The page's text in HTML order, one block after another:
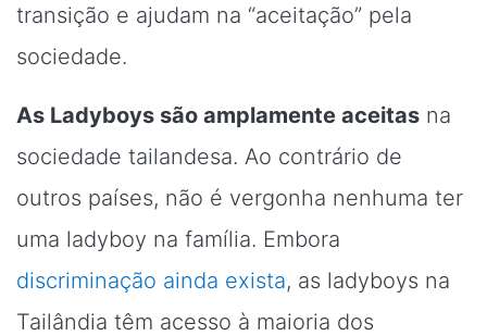
transição e ajudam na “aceitação” pela
sociedade.
As Ladyboys são amplamente aceitas na
sociedade tailandesa. Ao contrário de
outros países, não é vergonha nenhuma ter
uma ladyboy na família. Embora
discriminação ainda exista, as ladyboys na
Tailândia têm acesso à maioria dos